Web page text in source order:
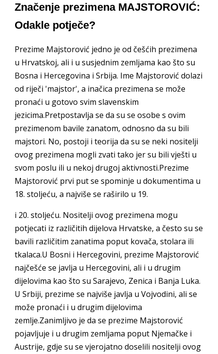
Značenje prezimena MAJSTOROVIĆ:
Odakle potječe?
Prezime Majstorović jedno je od češćih prezimena
u Hrvatskoj, ali i u susjednim zemljama kao što su
Bosna i Hercegovina i Srbija. Ime Majstorović dolazi
od riječi 'majstor', a inačica prezimena se može
pronaći u gotovo svim slavenskim
jezicima.Pretpostavlja se da su se osobe s ovim
prezimenom bavile zanatom, odnosno da su bili
majstori. No, postoji i teorija da su se neki nositelji
ovog prezimena mogli zvati tako jer su bili vješti u
svom poslu ili u nekoj drugoj aktivnosti.Prezime
Majstorović prvi put se spominje u dokumentima u
18. stoljeću, a najviše se raširilo u 19.
i 20. stoljeću. Nositelji ovog prezimena mogu
potjecati iz različitih dijelova Hrvatske, a često su se
bavili različitim zanatima poput kovača, stolara ili
tkalaca.U Bosni i Hercegovini, prezime Majstorović
najčešće se javlja u Hercegovini, ali i u drugim
dijelovima kao što su Sarajevo, Zenica i Banja Luka.
U Srbiji, prezime se najviše javlja u Vojvodini, ali se
može pronaći i u drugim dijelovima
zemlje.Zanimljivo je da se prezime Majstorović
pojavljuje i u drugim zemljama poput Njemačke i
Austrije, gdje su se vjerojatno doselili nositelji ovog